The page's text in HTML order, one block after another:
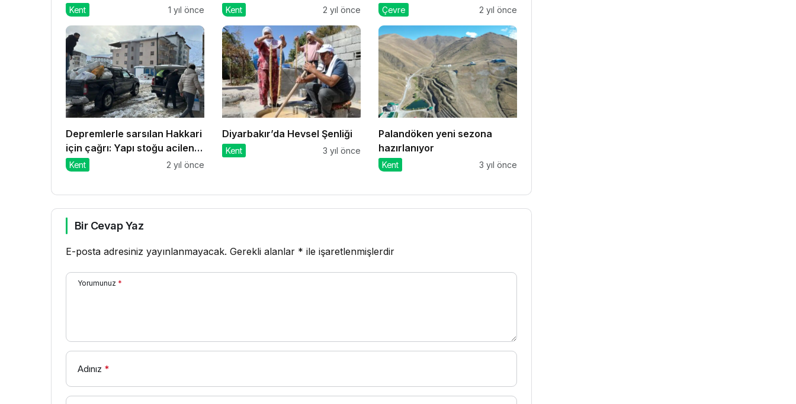
İnşa Edildi!
Kent 1 yıl önce Kent 2 yıl önce Çevre 2 yıl önce
Depremlerle sarsılan Hakkari
için çağrı: Yapı stoğu acilen
güçlendirilmeli
Kent 2 yıl önce
Diyarbakır’da Hevsel Şenliği
Kent 3 yıl önce
Palandöken yeni sezona
hazırlanıyor
Kent 3 yıl önce
Bir Cevap Yaz
E-posta adresiniz yayınlanmayacak. Gerekli alanlar * ile işaretlenmişlerdir
Yorumunuz *
Adınız *